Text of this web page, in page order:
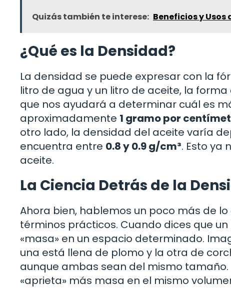
Quizás también te interese: Beneficios y Usos
¿Qué es la Densidad?
La densidad se puede expresar con la
litro de agua y un litro de aceite, la
que nos ayudará a determinar cuál es
aproximadamente 1 gramo por
otro lado, la densidad del aceite varía
encuentra entre 0.8 y 0.9 g/cm³. Esto ya
aceite.
La Ciencia Detrás de la
Ahora bien, hablemos un poco más de
términos prácticos. Cuando dices que
«masa» en un espacio determinado.
una está llena de plomo y la otra de
aunque ambas sean del mismo
«aprieta» más masa en el mismo